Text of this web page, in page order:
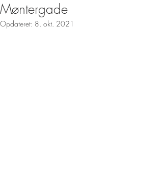
Møntergade
Opdateret: 8. okt. 2021